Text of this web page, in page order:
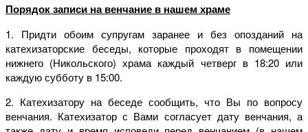
Порядок записи на венчание в нашем храме
1. Придти обоим супругам заранее и без опозданий на
катехизаторские беседы, которые проходят в помещении
нижнего (Никольского) храма каждый четверг в 18:20 или
каждую субботу в 15:00.
2. Катехизатору на беседе сообщить, что Вы по вопросу
венчания. Катехизатор с Вами согласует дату венчания, а